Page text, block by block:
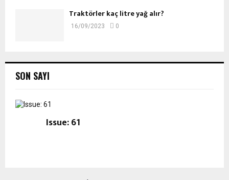
Traktörler kaç litre yağ alır?
16/09/2023 0
SON SAYI
Issue: 61